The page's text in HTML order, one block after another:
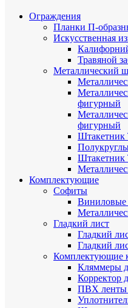
Ограждения
Планки П-
Искусственная
Травяной
Металлический
фигурный
фигурный
Штакетник
Штакетник
Комплектующие
Cофиты
Виниловые
Гладкий лист
Гладкий
Гладкий
Комплектующие
Кляммеры
Корректор
ПВХ ленты